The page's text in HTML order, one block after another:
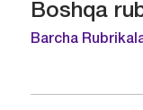
Boshqa
Barcha